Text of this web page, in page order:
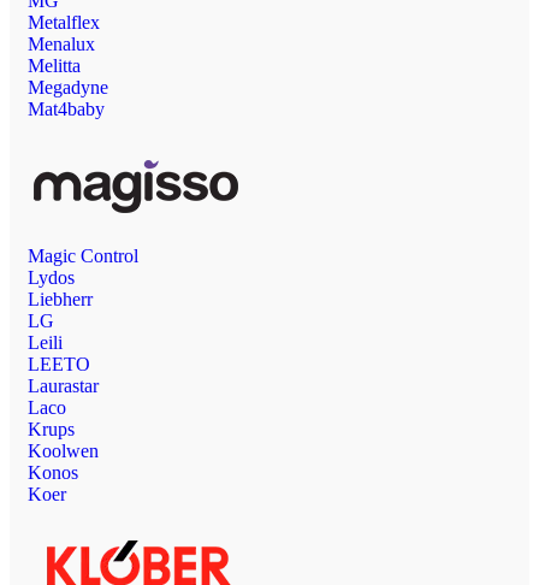
Metalflex
Menalux
Melitta
Megadyne
Mat4baby
Magic Control
Lydos
Liebherr
LG
Leili
LEETO
Laurastar
Laco
Krups
Koolwen
Konos
Koer